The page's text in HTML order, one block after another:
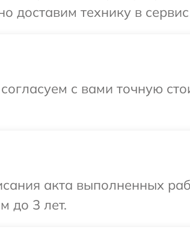
доставим технику в
с вами точную
акта выполненных
до 3 лет.